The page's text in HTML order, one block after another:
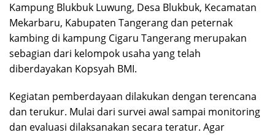
Kampung Blukbuk Luwung, Desa Blukbuk, Kecamatan
Mekarbaru, Kabupaten Tangerang dan peternak
kambing di kampung Cigaru Tangerang merupakan
sebagian dari kelompok usaha yang telah
diberdayakan Kopsyah BMI.
Kegiatan pemberdayaan dilakukan dengan terencana
dan terukur. Mulai dari survei awal sampai monitoring
dan evaluasi dilaksanakan secara teratur. Agar